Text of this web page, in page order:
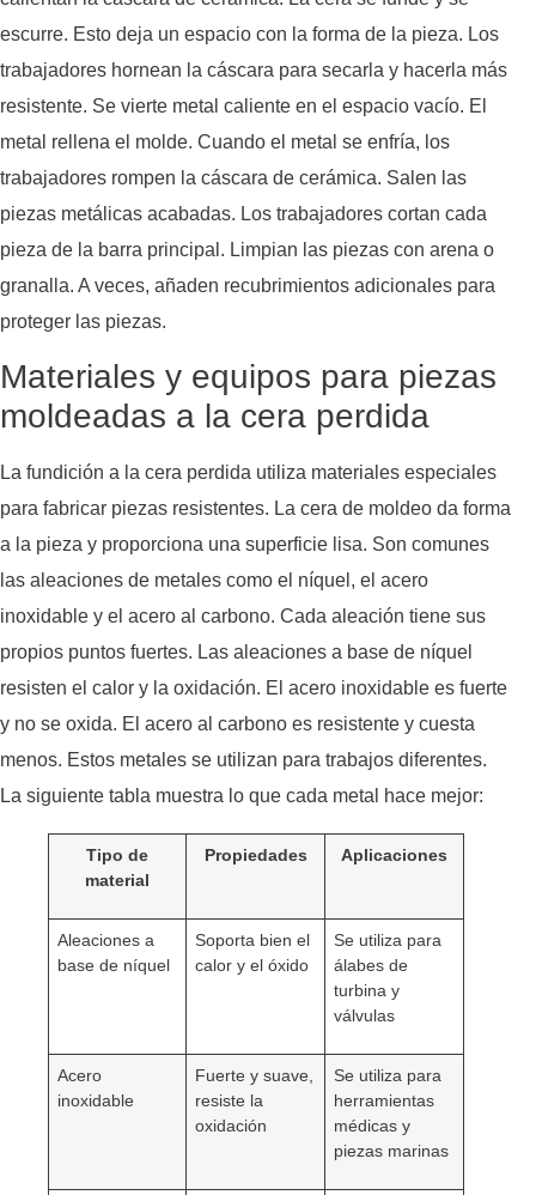
escurre. Esto deja un espacio con la forma de la pieza. Los
trabajadores hornean la cáscara para secarla y hacerla más
resistente. Se vierte metal caliente en el espacio vacío. El
metal rellena el molde. Cuando el metal se enfría, los
trabajadores rompen la cáscara de cerámica. Salen las
piezas metálicas acabadas. Los trabajadores cortan cada
pieza de la barra principal. Limpian las piezas con arena o
granalla. A veces, añaden recubrimientos adicionales para
proteger las piezas.
Materiales y equipos para piezas
moldeadas a la cera perdida
La fundición a la cera perdida utiliza materiales especiales
para fabricar piezas resistentes. La cera de moldeo da forma
a la pieza y proporciona una superficie lisa. Son comunes
las aleaciones de metales como el níquel, el acero
inoxidable y el acero al carbono. Cada aleación tiene sus
propios puntos fuertes. Las aleaciones a base de níquel
resisten el calor y la oxidación. El acero inoxidable es fuerte
y no se oxida. El acero al carbono es resistente y cuesta
menos. Estos metales se utilizan para trabajos diferentes.
La siguiente tabla muestra lo que cada metal hace mejor:
Tipo de
material
Propiedades Aplicaciones
Aleaciones a
base de níquel
Soporta bien el
calor y el óxido
Se utiliza para
álabes de
turbina y
válvulas
Acero
inoxidable
Fuerte y suave,
resiste la
oxidación
Se utiliza para
herramientas
médicas y
piezas marinas